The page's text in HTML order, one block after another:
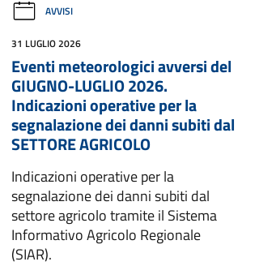
AVVISI
31 LUGLIO 2026
Eventi meteorologici avversi del
GIUGNO-LUGLIO 2026.
Indicazioni operative per la
segnalazione dei danni subiti dal
SETTORE AGRICOLO
Indicazioni operative per la
segnalazione dei danni subiti dal
settore agricolo tramite il Sistema
Informativo Agricolo Regionale
(SIAR).